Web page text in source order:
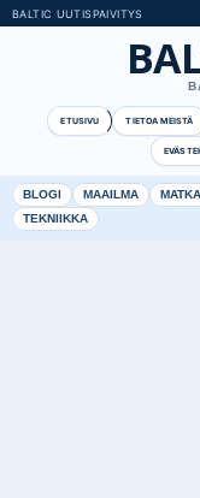
BALTIC UUTISPAIVITYS
ETUSIVU TIETOA MEISTÄ
BLOGI MAAILMA
TEKNIIKKA